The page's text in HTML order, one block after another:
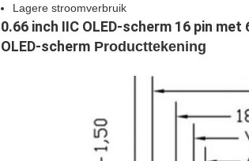
Lagere stroomverbruik
0.66 inch IIC OLED-scherm 16 pin
OLED-scherm Producttekening